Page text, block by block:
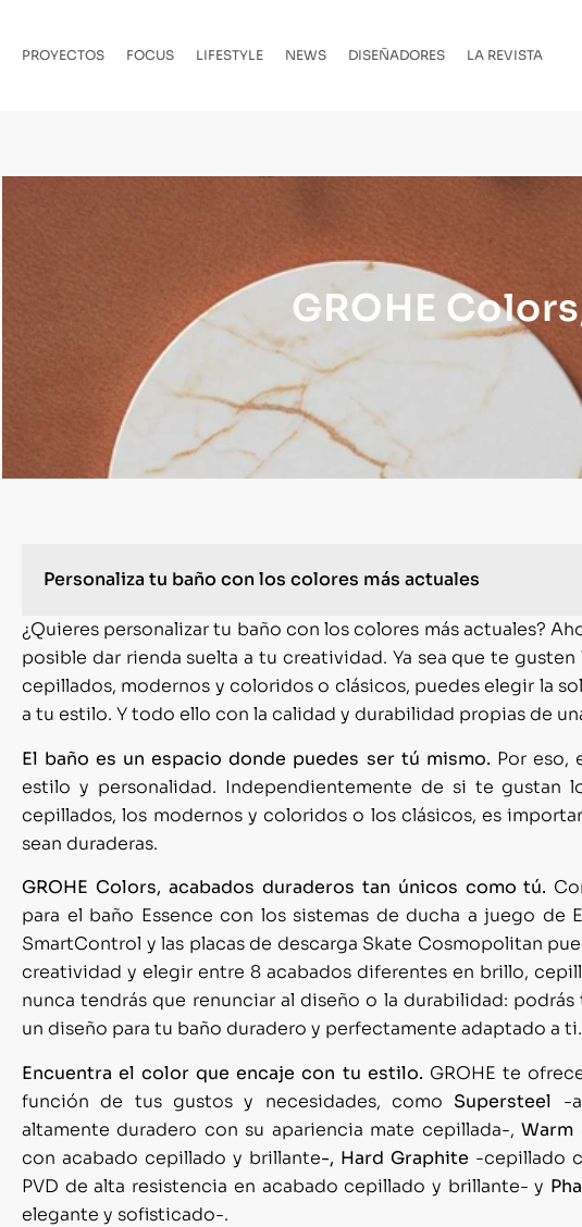
PROYECTOS FOCUS LIFESTYLE NEWS DISEÑADORES LA REVISTA
GROHE
Personaliza tu baño con los colores más actuales
¿Quieres personalizar tu baño con los colores más actuales?
posible dar rienda suelta a tu creatividad. Ya sea que te
cepillados, modernos y coloridos o clásicos, puedes elegir la
a tu estilo. Y todo ello con la calidad y durabilidad propias de
El baño es un espacio donde puedes ser tú mismo. Por eso,
estilo y personalidad. Independientemente de si te gustan
cepillados, los modernos y coloridos o los clásicos, es
sean duraderas.
GROHE Colors, acabados duraderos tan únicos como tú.
para el baño Essence con los sistemas de ducha a juego de
SmartControl y las placas de descarga Skate Cosmopolitan
creatividad y elegir entre 8 acabados diferentes en brillo,
nunca tendrás que renunciar al diseño o la durabilidad:
un diseño para tu baño duradero y perfectamente adaptado a ti.
Encuentra el color que encaje con tu estilo. GROHE te
función de tus gustos y necesidades, como Supersteel -
altamente duradero con su apariencia mate cepillada-,Warm
con acabado cepillado y brillante-, Hard Graphite -cepillado
PVD de alta resistencia en acabado cepillado y brillante- y
elegante y sofisticado-.